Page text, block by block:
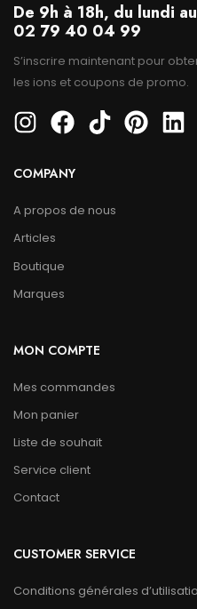
De 9h à 18h, du lundi
02 79 40 04 99
S’inscrire maintenant pour
les ions et coupons de promo.
COMPANY
A propos de nous
Articles
Boutique
Marques
MON COMPTE
Mes commandes
Mon panier
Liste de souhait
Service client
Contact
CUSTOMER SERVICE
Conditions générales